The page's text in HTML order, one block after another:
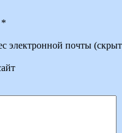
*
электронной почты